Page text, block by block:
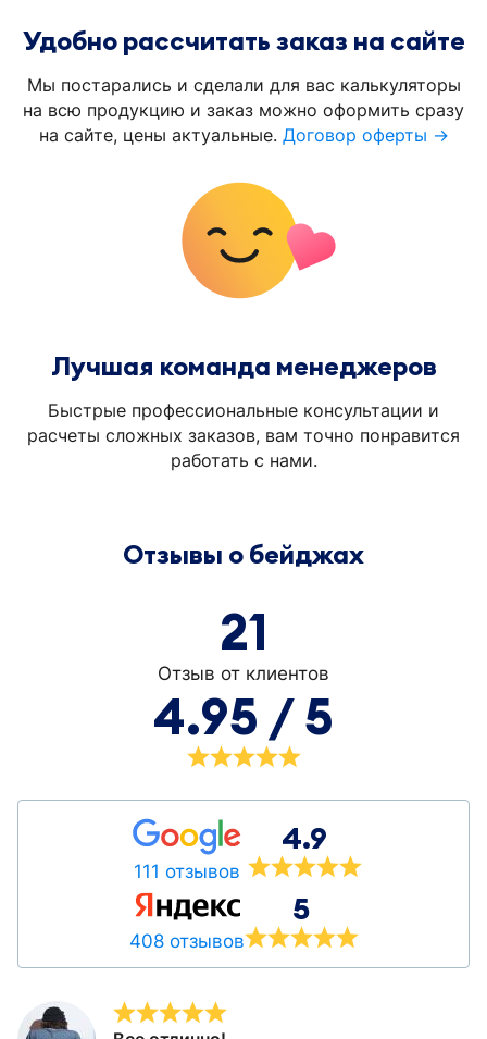
Удобно рассчитать заказ на сайте
Мы постарались и сделали для вас калькуляторы
на всю продукцию и заказ можно оформить сразу
на сайте, цены актуальные. Договор оферты →
Лучшая команда менеджеров
Быстрые профессиональные консультации и
расчеты сложных заказов, вам точно понравится
работать с нами.
Отзывы о бейджах
21
Отзыв от клиентов
4.95 / 5
111 отзывов
4.9
408 отзывов
5